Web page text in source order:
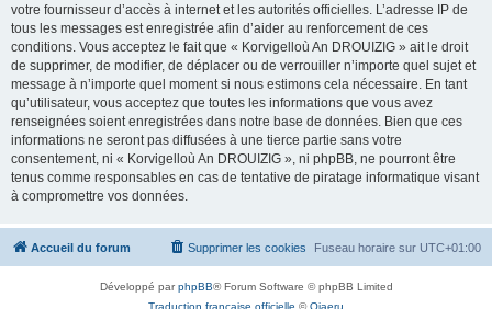
votre fournisseur d’accès à internet et les autorités officielles. L’adresse IP de
tous les messages est enregistrée afin d’aider au renforcement de ces
conditions. Vous acceptez le fait que « Korvigelloù An DROUIZIG » ait le droit
de supprimer, de modifier, de déplacer ou de verrouiller n’importe quel sujet et
message à n’importe quel moment si nous estimons cela nécessaire. En tant
qu’utilisateur, vous acceptez que toutes les informations que vous avez
renseignées soient enregistrées dans notre base de données. Bien que ces
informations ne seront pas diffusées à une tierce partie sans votre
consentement, ni « Korvigelloù An DROUIZIG », ni phpBB, ne pourront être
tenus comme responsables en cas de tentative de piratage informatique visant
à compromettre vos données.
Accueil du forum Fuseau horaire sur UTC+01:00
Supprimer les cookies
Développé parphpBB® Forum Software © phpBB Limited
Traduction française officielle ©Qiaeru